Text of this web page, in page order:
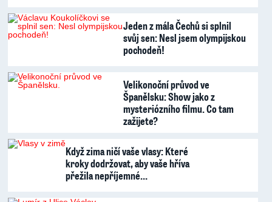
Jeden z mála Čechů si splnil
svůj sen: Nesl jsem olympijskou
pochodeň!
Velikonoční průvod ve
Španělsku: Show jako z
mysteriózního filmu. Co tam
zažijete?
Když zima ničí vaše vlasy: Které
kroky dodržovat, aby vaše hříva
přežila nepříjemné…